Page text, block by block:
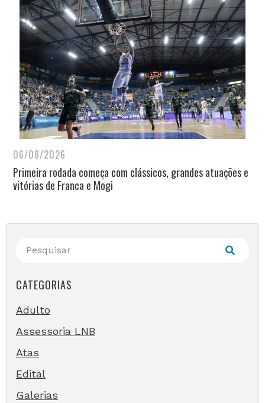
06/08/2026
Primeira rodada começa com clássicos, grandes atuações e
vitórias de Franca e Mogi
CATEGORIAS
Adulto
Assessoria LNB
Atas
Edital
Galerias